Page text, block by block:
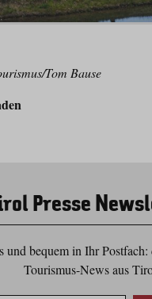
Tom Bause
Presse
und bequem in Ihr
Tourismus-News aus